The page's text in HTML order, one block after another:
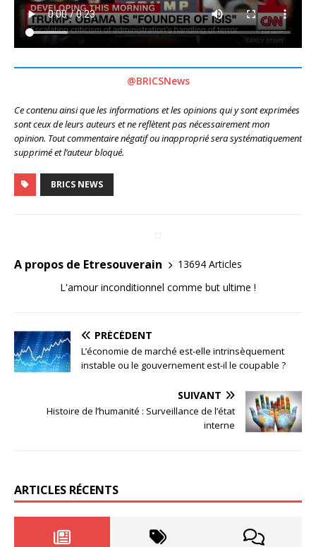
@BRICSNews
Ce contenu ainsi que les informations et les opinions qui y sont exprimées
sont ceux de leurs auteurs et ne reflètent pas nécessairement mon
opinion. Tout commentaire négatif ou inapproprié sera systématiquement
supprimé et l’auteur bloqué.
BRICS NEWS
A propos de Etresouverain
13694 Articles
L'amour inconditionnel comme but ultime !
PRÉCÉDENT
L’économie de marché est-elle intrinsèquement
instable ou le gouvernement est-il le coupable ?
SUIVANT
Histoire de l’humanité : Surveillance de l’état
interne
ARTICLES RÉCENTS